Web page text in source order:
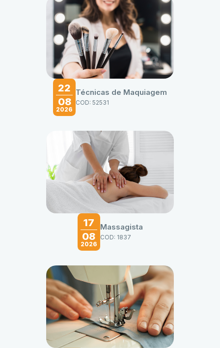
22
08
2026
Técnicas de Maquiagem
COD: 52531
17
08
2026
Massagista
COD: 1837